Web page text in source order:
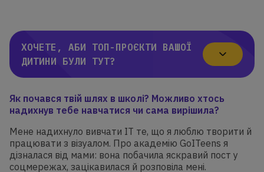
ХОЧЕТЕ, АБИ ТОП-ПРОЄКТИ ВАШОЇ
ДИТИНИ БУЛИ ТУТ?
Як почався твій шлях в школі? Можливо хтось
надихнув тебе навчатися чи сама вирішила?
Мене надихнуло вивчати IT те, що я люблю творити й
працювати з візуалом. Про академію GoITeens я
дізналася від мами: вона побачила яскравий пост у
соцмережах, зацікавилася й розповіла мені.